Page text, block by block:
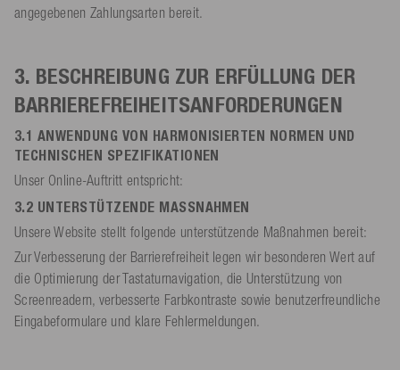
angegebenen Zahlungsarten bereit.
3. BESCHREIBUNG ZUR ERFÜLLUNG DER
BARRIEREFREIHEITSANFORDERUNGEN
3.1 ANWENDUNG VON HARMONISIERTEN NORMEN UND
TECHNISCHEN SPEZIFIKATIONEN
Unser Online-Auftritt entspricht:
3.2 UNTERSTÜTZENDE MASSNAHMEN
Unsere Website stellt folgende unterstützende Maßnahmen bereit:
Zur Verbesserung der Barrierefreiheit legen wir besonderen Wert auf
die Optimierung der Tastaturnavigation, die Unterstützung von
Screenreadern, verbesserte Farbkontraste sowie benutzerfreundliche
Eingabeformulare und klare Fehlermeldungen.